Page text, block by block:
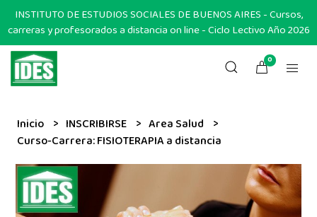
INSTITUTO DE ESTUDIOS SOCIALES DE BUENOS AIRES - Cursos,
carreras y profesorados a distancia on line - Ciclo Lectivo Año 2026
0
Inicio INSCRIBIRSE
Area Salud
Curso-Carrera: FISIOTERAPIA a distancia